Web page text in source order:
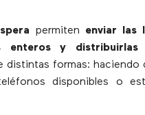
permiten enviar las
enteros y
distintas formas: haciendo
disponibles o